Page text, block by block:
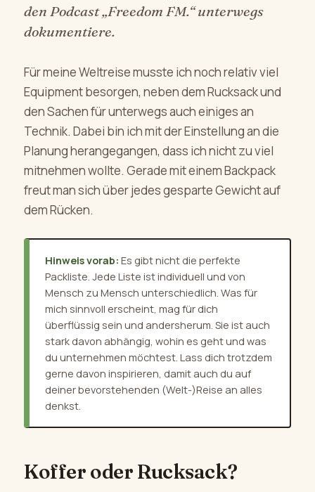
den Podcast „Freedom FM.“ unterwegs
dokumentiere.
Für meine Weltreise musste ich noch relativ viel
Equipment besorgen, neben dem Rucksack und
den Sachen für unterwegs auch einiges an
Technik. Dabei bin ich mit der Einstellung an die
Planung herangegangen, dass ich nicht zu viel
mitnehmen wollte. Gerade mit einem Backpack
freut man sich über jedes gesparte Gewicht auf
dem Rücken.
Hinweis vorab: Es gibt nicht die perfekte
Packliste. Jede Liste ist individuell und von
Mensch zu Mensch unterschiedlich. Was für
mich sinnvoll erscheint, mag für dich
überflüssig sein und andersherum. Sie ist auch
stark davon abhängig, wohin es geht und was
du unternehmen möchtest. Lass dich trotzdem
gerne davon inspirieren, damit auch du auf
deiner bevorstehenden (Welt-)Reise an alles
denkst.
Koffer oder Rucksack?